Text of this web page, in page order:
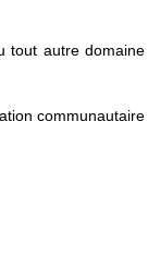
autre domaine
communautaire